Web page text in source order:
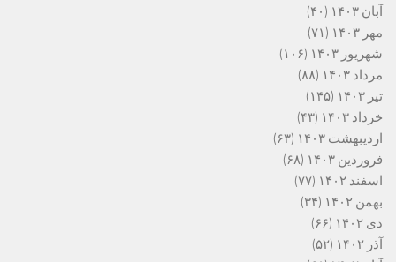
آبان ۱۴۰۳
(۴۰)
مهر ۱۴۰۳
(۷۱)
شهریور ۱۴۰۳
(۱۰۶)
مرداد ۱۴۰۳
(۸۸)
تیر ۱۴۰۳
(۱۴۵)
خرداد ۱۴۰۳
(۴۳)
اردیبهشت ۱۴۰۳
(۶۳)
فروردین ۱۴۰۳
(۶۸)
اسفند ۱۴۰۲
(۷۷)
بهمن ۱۴۰۲
(۳۴)
دی ۱۴۰۲
(۶۶)
آذر ۱۴۰۲
(۵۲)